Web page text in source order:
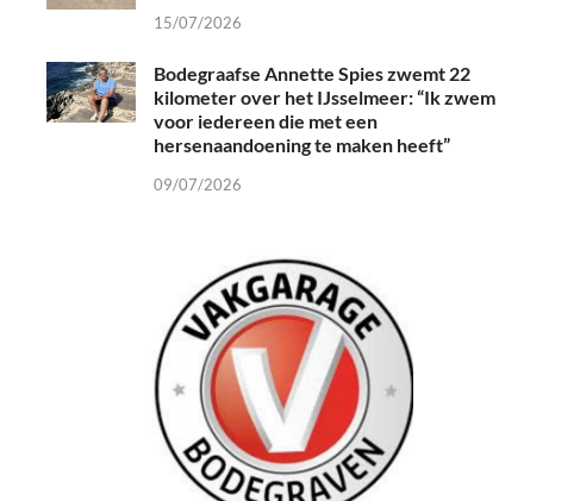
15/07/2026
Bodegraafse Annette Spies zwemt 22
kilometer over het IJsselmeer: “Ik zwem
voor iedereen die met een
hersenaandoening te maken heeft”
09/07/2026